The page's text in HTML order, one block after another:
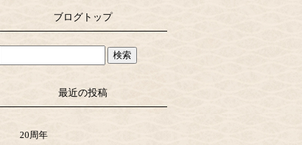
ブログトップ
最近の投稿
20周年